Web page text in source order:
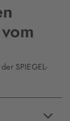
SPIEGEL-